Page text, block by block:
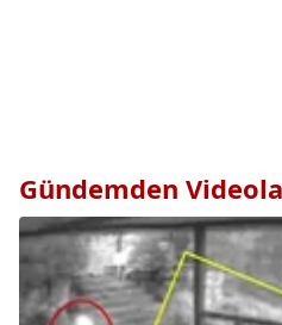
Gündemden